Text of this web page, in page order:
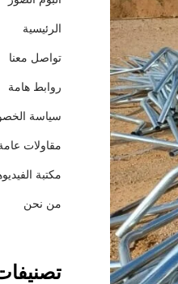
ة
إ
ع
م
ا
ر
ل
ل
م
ق
ا
و
ل
ا
الرئيسية
تواصل معنا
روابط هامة
سياسة
مقاولات
مكتبة
من نحن